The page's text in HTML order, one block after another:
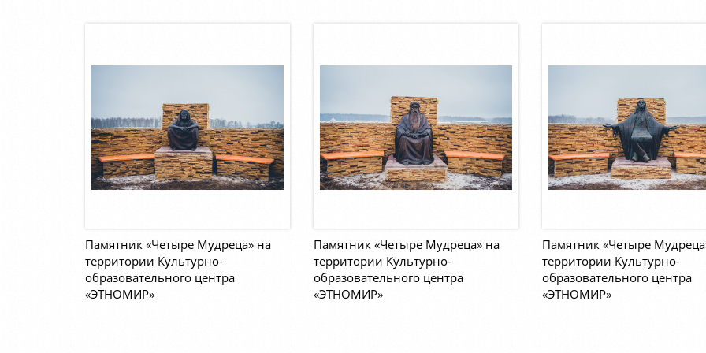
Памятник «Четыре Мудреца» на
территории Культурно-
образовательного центра
«ЭТНОМИР»
Памятник «Четыре Мудреца» на
территории Культурно-
образовательного центра
«ЭТНОМИР»
Памятник «Четыре
территории Культурно-
образовательного центра
«ЭТНОМИР»